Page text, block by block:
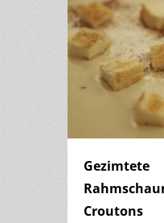
Gezimtete
Croutons